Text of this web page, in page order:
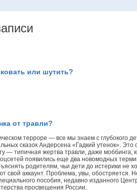
или шутить?
от травли?
терроре — все мы знаем с глубокого
сказок Андерсена «Гадкий утенок». Это
— типичная жертва травли, даже моббинга,
появились еще два новомодных
родителям, чьи дети до истерики не
свой аккаунт. Проблема, увы, обостряется.
пособия, недавно изданного
просвещения России.